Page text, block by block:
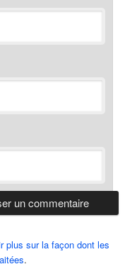
plus sur la façon dont les
.